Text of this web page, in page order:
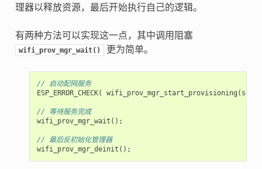
理器以释放资源，最后开始执行自己的逻辑。
有两种方法可以实现这一点，其中调用阻塞
wifi_prov_mgr_wait() 更为简单。
// 启动配网服务
ESP_ERROR_CHECK( wifi_prov_mgr_start_provisioning (
// 等待服务完成
wifi_prov_mgr_wait ();
// 最后反初始化管理器
wifi_prov_mgr_deinit ();